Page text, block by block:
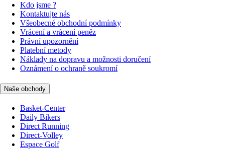
Kdo jsme ?
Kontaktujte nás
Všeobecné obchodní podmínky
Vrácení a vrácení peněz
Právní upozornění
Platební metody
Náklady na dopravu a možnosti doručení
Oznámení o ochraně soukromí
Naše obchody
Basket-Center
Daily Bikers
Direct Running
Direct-Volley
Espace Golf